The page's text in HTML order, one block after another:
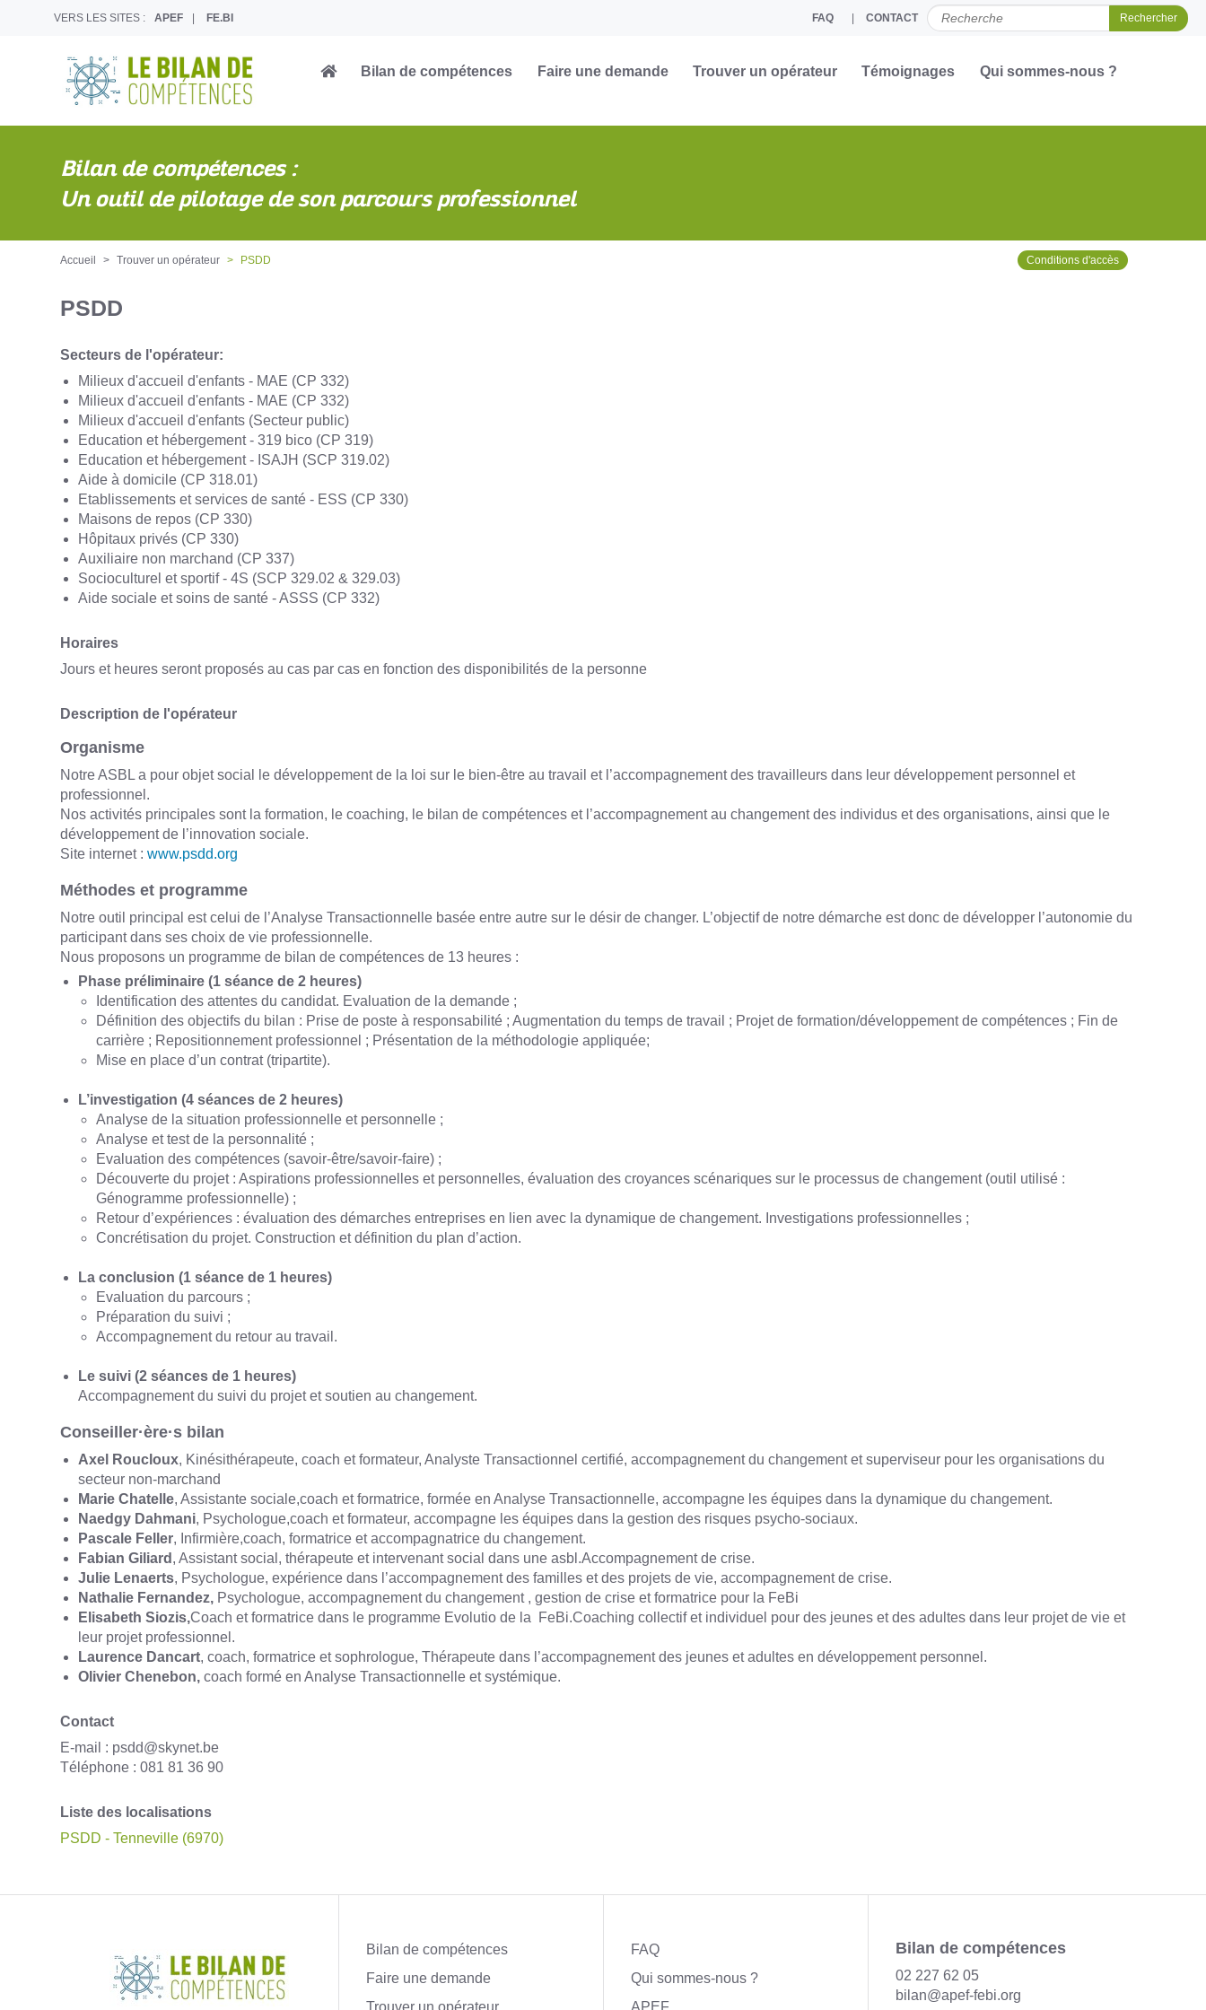
VERS LES SITES : APEF FE.BI FAQ CONTACT
CHERCHER PAR
Bilan de compétences Faire une demande Trouver un opérateur Témoignages Qui sommes-nous ?
Bilan de compétences :
Un outil de pilotage de son parcours professionnel
Accueil Trouver un opérateur PSDD Conditions d'accès
PSDD
Secteurs de l'opérateur:
Milieux d'accueil d'enfants - MAE (CP 332)
Milieux d'accueil d'enfants - MAE (CP 332)
Milieux d'accueil d'enfants (Secteur public)
Education et hébergement - 319 bico (CP 319)
Education et hébergement - ISAJH (SCP 319.02)
Aide à domicile (CP 318.01)
Etablissements et services de santé - ESS (CP 330)
Maisons de repos (CP 330)
Hôpitaux privés (CP 330)
Auxiliaire non marchand (CP 337)
Socioculturel et sportif - 4S (SCP 329.02 & 329.03)
Aide sociale et soins de santé - ASSS (CP 332)
Horaires
Jours et heures seront proposés au cas par cas en fonction des disponibilités de la personne
Description de l'opérateur
Organisme
Notre ASBL a pour objet social le développement de la loi sur le bien-être au travail et l’accompagnement des travailleurs dans leur développement personnel et
professionnel.
Nos activités principales sont la formation, le coaching, le bilan de compétences et l’accompagnement au changement des individus et des organisations, ainsi que le
développement de l’innovation sociale.
Site internet :www.psdd.org
Méthodes et programme
Notre outil principal est celui de l’Analyse Transactionnelle basée entre autre sur le désir de changer. L’objectif de notre démarche est donc de développer l’autonomie du
participant dans ses choix de vie professionnelle.
Nous proposons un programme de bilan de compétences de 13 heures :
Phase préliminaire (1 séance de 2 heures)
Identification des attentes du candidat. Evaluation de la demande ;
Définition des objectifs du bilan : Prise de poste à responsabilité ; Augmentation du temps de travail ; Projet de formation/développement de compétences ; Fin de
carrière ; Repositionnement professionnel ; Présentation de la méthodologie appliquée;
Mise en place d’un contrat (tripartite).
L’investigation (4 séances de 2 heures)
Analyse de la situation professionnelle et personnelle ;
Analyse et test de la personnalité ;
Evaluation des compétences (savoir-être/savoir-faire) ;
Découverte du projet : Aspirations professionnelles et personnelles, évaluation des croyances scénariques sur le processus de changement (outil utilisé :
Génogramme professionnelle) ;
Retour d’expériences : évaluation des démarches entreprises en lien avec la dynamique de changement. Investigations professionnelles ;
Concrétisation du projet. Construction et définition du plan d’action.
La conclusion (1 séance de 1 heures)
Evaluation du parcours ;
Préparation du suivi ;
Accompagnement du retour au travail.
Le suivi (2 séances de 1 heures)
Accompagnement du suivi du projet et soutien au changement.
Conseiller·ère·s bilan
Axel Roucloux, Kinésithérapeute, coach et formateur, Analyste Transactionnel certifié, accompagnement du changement et superviseur pour les organisations du
secteur non-marchand
Marie Chatelle, Assistante sociale,coach et formatrice, formée en Analyse Transactionnelle, accompagne les équipes dans la dynamique du changement.
Naedgy Dahmani, Psychologue,coach et formateur, accompagne les équipes dans la gestion des risques psycho-sociaux.
Pascale Feller, Infirmière,coach, formatrice et accompagnatrice du changement.
Fabian Giliard , Assistant social, thérapeute et intervenant social dans une asbl.Accompagnement de crise.
Julie Lenaerts, Psychologue, expérience dans l’accompagnement des familles et des projets de vie, accompagnement de crise.
Nathalie Fernandez, Psychologue, accompagnement du changement , gestion de crise et formatrice pour la FeBi
Elisabeth Siozis,Coach et formatrice dans le programme Evolutio de la FeBi.Coaching collectif et individuel pour des jeunes et des adultes dans leur projet de vie et
leur projet professionnel.
Laurence Dancart, coach, formatrice et sophrologue, Thérapeute dans l’accompagnement des jeunes et adultes en développement personnel.
Olivier Chenebon,coach formé en Analyse Transactionnelle et systémique.
Contact
E-mail : psdd@skynet.be
Téléphone :081 81 36 90
Liste des localisations
PSDD - Tenneville (6970)
Bilan de compétences
Faire une demande
Trouver un opérateur
FAQ
Qui sommes-nous ?
APEF
Bilan de compétences
02 227 62 05
bilan@apef-febi.org